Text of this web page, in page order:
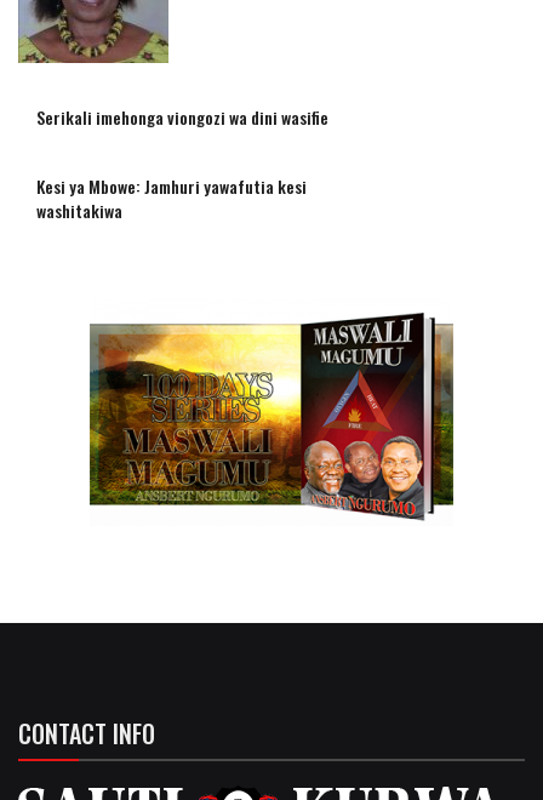
Serikali imehonga viongozi wa dini wasifie
Kesi ya Mbowe: Jamhuri yawafutia kesi
washitakiwa
CONTACT INFO